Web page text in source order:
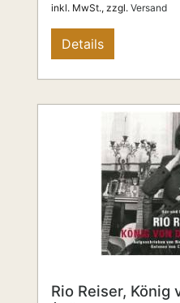
inkl. MwSt., zzgl. Versand
Details
Rio Reiser, König